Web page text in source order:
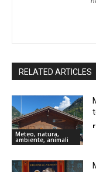
RELATED ARTICLES
Meteo, natura,
ambiente, animali